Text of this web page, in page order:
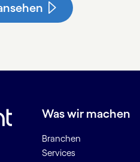
Was wir machen
Branchen
Services